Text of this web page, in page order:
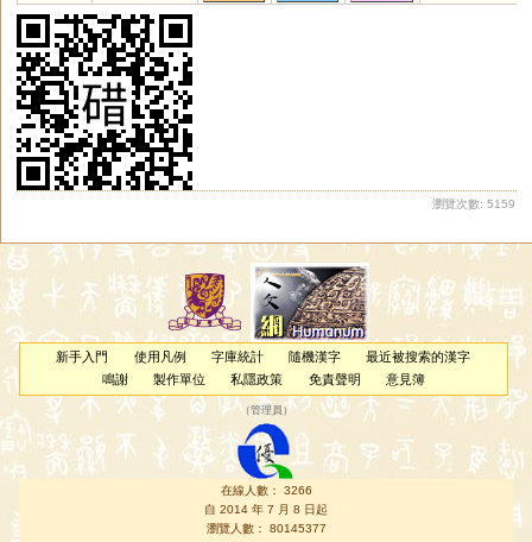
瀏覽次數: 5159
新手入門 使用凡例 字庫統計 隨機漢字
最近被搜索的漢字
鳴謝
製作單位 私隱政策 免責聲明 意見簿
（管理員 ）
在線人數： 3266
自 2014 年 7 月 8 日起
瀏覽人數： 80145377